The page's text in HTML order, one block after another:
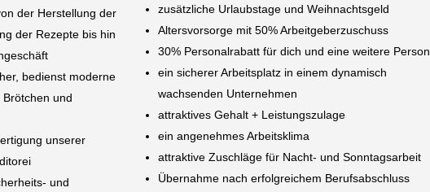
der Herstellung der
der Rezepte bis hin
bedienst moderne
und
unserer
und
zusätzliche Urlaubstage und Weihnachtsgeld
Altersvorsorge mit 50% Arbeitgeberzuschuss
30% Personalrabatt für dich und eine weitere Person
ein sicherer Arbeitsplatz in einem dynamisch
wachsenden Unternehmen
attraktives Gehalt + Leistungszulage
ein angenehmes Arbeitsklima
attraktive Zuschläge für Nacht- und Sonntagsarbeit
Übernahme nach erfolgreichem Berufsabschluss